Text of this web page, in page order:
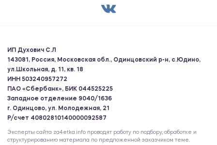
ИП Духович С.Л
143081, Россия, Московская обл., Одинцовский р-н, с.Юдино,
ул.Школьная, д. 11, кв. 18
ИНН 503240957272
ПАО «Сбербанк», БИК 044525225
Западное отделение 9040/1636
г. Одинцово, ул. Молодежная, 21
Р/счет 40802810140000092587
Эксперты сайта za4etka.info проводят работу по подбору, обработке и
структурированию материала по предложенной заказчиком теме.